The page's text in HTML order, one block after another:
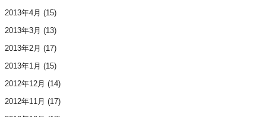
2013年4月 (15)
2013年3月 (13)
2013年2月 (17)
2013年1月 (15)
2012年12月 (14)
2012年11月 (17)